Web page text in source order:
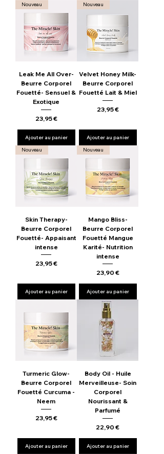
Nouveau
Leak Me All Over-
Beurre Corporel
Fouetté- Sensuel &
Exotique
Prix
23,95 €
Ajouter au panier
Nouveau
Velvet Honey Milk-
Beurre Corporel
Fouetté Lait & Miel
Prix
23,95 €
Ajouter au panier
Nouveau
Skin Therapy-
Beurre Corporel
Fouetté- Appaisant
intense
Prix
23,95 €
Ajouter au panier
Nouveau
Mango Bliss-
Beurre Corporel
Fouetté Mangue
Karité- Nutrition
intense
Prix
23,90 €
Ajouter au panier
Turmeric Glow-
Beurre Corporel
Fouetté Curcuma -
Neem
Prix
23,95 €
Ajouter au panier
Body Oil - Huile
Merveilleuse- Soin
Corporel
Nourissant &
Parfumé
Prix
22,90 €
Ajouter au panier